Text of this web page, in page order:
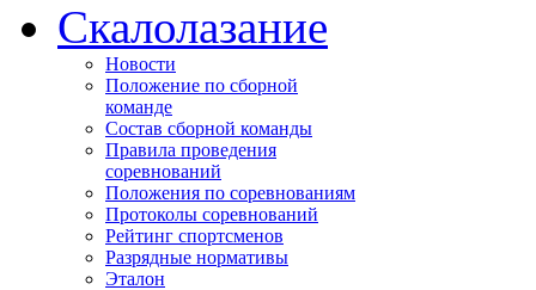
Скалолазание
Новости
Положение по сборной
команде
Состав сборной команды
Правила проведения
соревнований
Положения по соревнованиям
Протоколы соревнований
Рейтинг спортсменов
Разрядные нормативы
Эталон